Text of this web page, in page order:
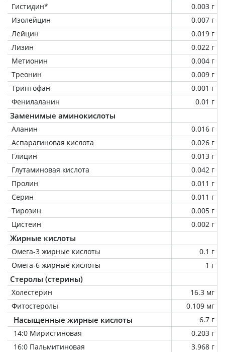
Гистидин*
0.003 г
Изолейцин
0.007 г
Лейцин
0.019 г
Лизин
0.022 г
Метионин
0.004 г
Треонин
0.009 г
Триптофан
0.001 г
Фенилаланин
0.01 г
Заменимые аминокислоты
Аланин
0.016 г
Аспарагиновая кислота
0.026 г
Глицин
0.013 г
Глутаминовая кислота
0.042 г
Пролин
0.011 г
Серин
0.011 г
Тирозин
0.005 г
Цистеин
0.002 г
Жирные кислоты
Омега-3 жирные кислоты
0.1 г
Омега-6 жирные кислоты
1 г
Стеролы (стерины)
Холестерин
16.3 мг
Фитостеролы
0.109 мг
Насыщенные жирные кислоты
6.7 г
14:0 Миристиновая
0.203 г
16:0 Пальмитиновая
3.968 г